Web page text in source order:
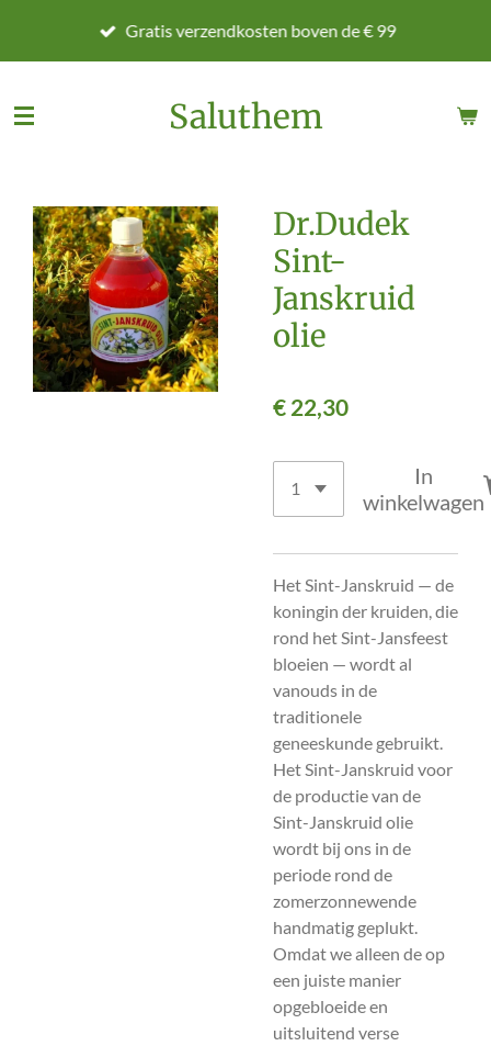
de
hoofdinhoud
Gratis verzendkosten boven de € 99
Saluthem
Dr.Dudek
Sint-
Janskruid
olie
€ 22,30
In
winkelwagen
Het Sint-Janskruid — de
koningin der kruiden, die
rond het Sint-Jansfeest
bloeien — wordt al
vanouds in de
traditionele
geneeskunde gebruikt.
Het Sint-Janskruid voor
de productie van de
Sint-Janskruid olie
wordt bij ons in de
periode rond de
zomerzonnewende
handmatig geplukt.
Omdat we alleen de op
een juiste manier
opgebloeide en
uitsluitend verse